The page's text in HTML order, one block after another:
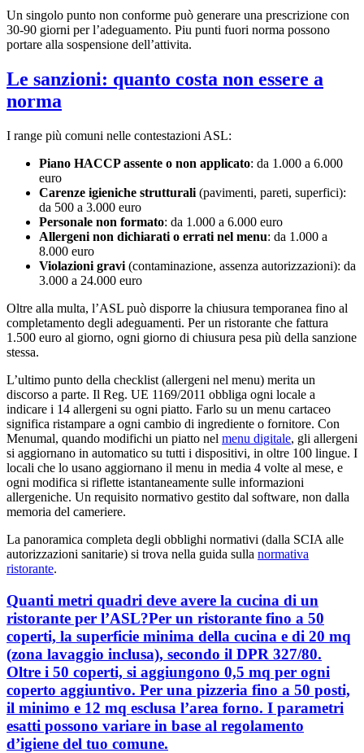
Un singolo punto non conforme può generare una prescrizione con
30-90 giorni per l’adeguamento. Piu punti fuori norma possono
portare alla sospensione dell’attivita.
Le sanzioni: quanto costa non essere a
norma
I range più comuni nelle contestazioni ASL:
Piano HACCP assente o non applicato: da 1.000 a 6.000
euro
Carenze igieniche strutturali (pavimenti, pareti, superfici):
da 500 a 3.000 euro
Personale non formato: da 1.000 a 6.000 euro
Allergeni non dichiarati o errati nel menu: da 1.000 a
8.000 euro
Violazioni gravi (contaminazione, assenza autorizzazioni): da
3.000 a 24.000 euro
Oltre alla multa, l’ASL può disporre la chiusura temporanea fino al
completamento degli adeguamenti. Per un ristorante che fattura
1.500 euro al giorno, ogni giorno di chiusura pesa più della sanzione
stessa.
L’ultimo punto della checklist (allergeni nel menu) merita un
discorso a parte. Il Reg. UE 1169/2011 obbliga ogni locale a
indicare i 14 allergeni su ogni piatto. Farlo su un menu cartaceo
significa ristampare a ogni cambio di ingrediente o fornitore. Con
Menumal, quando modifichi un piatto nel menu digitale, gli allergeni
si aggiornano in automatico su tutti i dispositivi, in oltre 100 lingue. I
locali che lo usano aggiornano il menu in media 4 volte al mese, e
ogni modifica si riflette istantaneamente sulle informazioni
allergeniche. Un requisito normativo gestito dal software, non dalla
memoria del cameriere.
La panoramica completa degli obblighi normativi (dalla SCIA alle
autorizzazioni sanitarie) si trova nella guida sulla normativa
ristorante.
Quanti metri quadri deve avere la cucina di un
ristorante per l’ASL?Per un ristorante fino a 50
coperti, la superficie minima della cucina e di 20 mq
(zona lavaggio inclusa), secondo il DPR 327/80.
Oltre i 50 coperti, si aggiungono 0,5 mq per ogni
coperto aggiuntivo. Per una pizzeria fino a 50 posti,
il minimo e 12 mq esclusa l’area forno. I parametri
esatti possono variare in base al regolamento
d’igiene del tuo comune.